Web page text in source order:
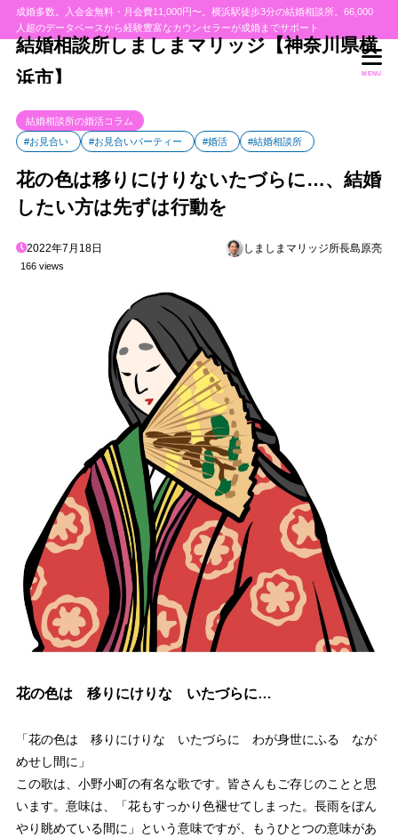
成婚多数。入会金無料・月会費11,000円〜。横浜駅徒歩3分の結婚相談所。66,000
人超のデータベースから経験豊富なカウンセラーが成婚までサポート
結婚相談所しましまマリッジ【神奈川県横
浜市】
MENU
結婚相談所の婚活コラム
#お見合い
#お見合いパーティー #婚活 #結婚相談所
花の色は移りにけりないたづらに…、結婚
したい方は先ずは行動を
2022年7月18日 しましまマリッジ所長島原亮
166 views
花の色は 移りにけりな いたづらに…
「花の色は 移りにけりな いたづらに わが身世にふる なが
めせし間に」
この歌は、小野小町の有名な歌です。皆さんもご存じのことと思
います。意味は、「花もすっかり色褪せてしまった。長雨をぼん
やり眺めている間に」という意味ですが、もうひとつの意味があ